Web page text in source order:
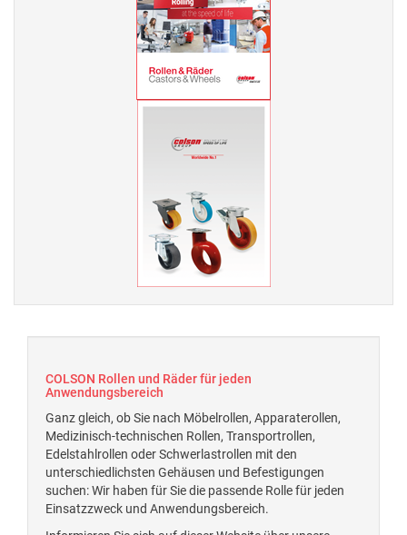
COLSON Rollen und Räder für jeden
Anwendungsbereich
Ganz gleich, ob Sie nach Möbelrollen, Apparaterollen,
Medizinisch-technischen Rollen, Transportrollen,
Edelstahlrollen oder Schwerlastrollen mit den
unterschiedlichsten Gehäusen und Befestigungen
suchen: Wir haben für Sie die passende Rolle für jeden
Einsatzzweck und Anwendungsbereich.